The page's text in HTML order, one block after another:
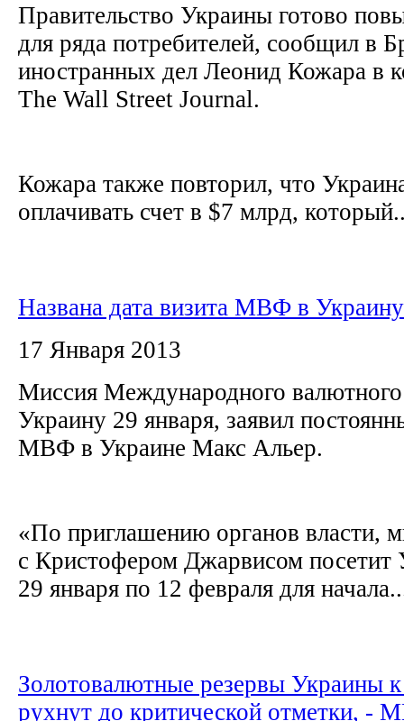
Правительство Украины готово
для ряда потребителей, сообщил в
иностранных дел Леонид Кожара в
The Wall Street Journal.
Кожара также повторил, что
оплачивать счет в $7 млрд,
Названа дата визита МВФ в Украину
17 Января 2013
Миссия Международного
Украину 29 января, заявил
МВФ в Украине Макс Альер.
«По приглашению органов власти,
с Кристофером Джарвисом посетит
29 января по 12 февраля для
Золотовалютные резервы Украины к
рухнут до критической отметки, -